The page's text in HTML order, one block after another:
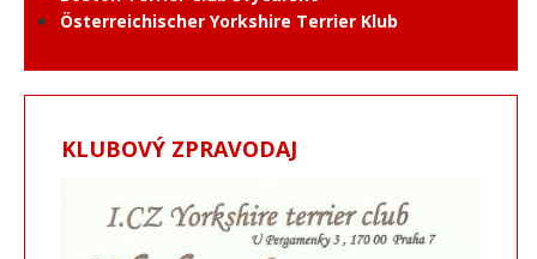
Österreichischer Yorkshire Terrier Klub
KLUBOVÝ ZPRAVODAJ